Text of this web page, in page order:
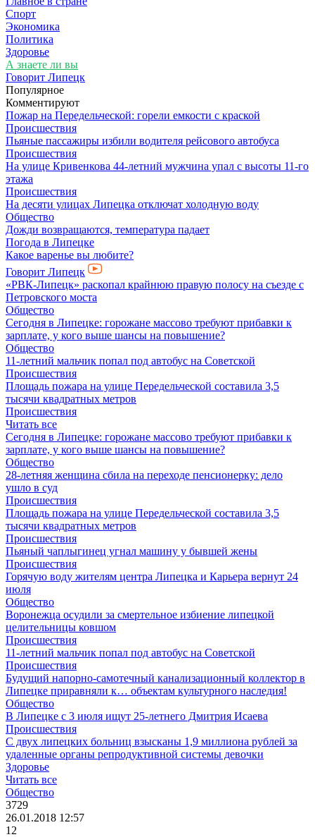
Спорт
Экономика
Политика
Здоровье
А знаете ли вы
Говорит Липецк
Популярное
Комментируют
Пожар на Передельческой: горели емкости с краской
Происшествия
Пьяные пассажиры избили водителя рейсового автобуса
Происшествия
На улице Кривенкова 44-летний мужчина упал с высоты 11-го
этажа
Происшествия
На десяти улицах Липецка отключат холодную воду
Общество
Дожди возвращаются, температура падает
Погода в Липецке
Какое варенье вы любите?
Говорит Липецк
«РВК-Липецк» раскопал крайнюю правую полосу на съезде с
Петровского моста
Общество
Сегодня в Липецке: горожане массово требуют прибавки к
зарплате, у кого выше шансы на повышение?
Общество
11-летний мальчик попал под автобус на Советcкой
Происшествия
Площадь пожара на улице Передельческой составила 3,5
тысячи квадратных метров
Происшествия
Читать все
Сегодня в Липецке: горожане массово требуют прибавки к
зарплате, у кого выше шансы на повышение?
Общество
28-летняя женщина сбила на переходе пенсионерку: дело
ушло в суд
Происшествия
Площадь пожара на улице Передельческой составила 3,5
тысячи квадратных метров
Происшествия
Пьяный чаплыгинец угнал машину у бывшей жены
Происшествия
Горячую воду жителям центра Липецка и Карьера вернут 24
июля
Общество
Воронежца осудили за смертельное избиение липецкой
целительницы ковшом
Происшествия
11-летний мальчик попал под автобус на Советcкой
Происшествия
Будущий напорно-самотечный канализационный коллектор в
Липецке приравняли к… объектам культурного наследия!
Общество
В Липецке с 3 июля ищут 25-летнего Дмитрия Исаева
Происшествия
С двух липецких больниц взысканы 1,9 миллиона рублей за
удаленные органы репродуктивной системы девочки
Здоровье
Читать все
Общество
3729
26.01.2018 12:57
12